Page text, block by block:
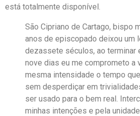
está totalmente disponível.
São Cipriano de Cartago, bispo
anos de episcopado deixou um
dezassete séculos, ao terminar
nove dias eu me comprometo a
mesma intensidade o tempo
sem desperdiçar em
ser usado para o bem real.
minhas intenções e pela